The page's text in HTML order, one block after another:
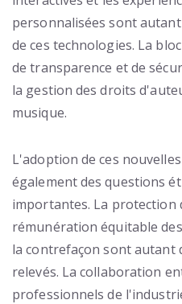
personnalisées sont
de ces technologies. La
de transparence et de
la gestion des droits
musique.
L'adoption de ces
également des questions
importantes. La protection
rémunération équitable
la contrefaçon sont autant
relevés. La collaboration
professionnels de